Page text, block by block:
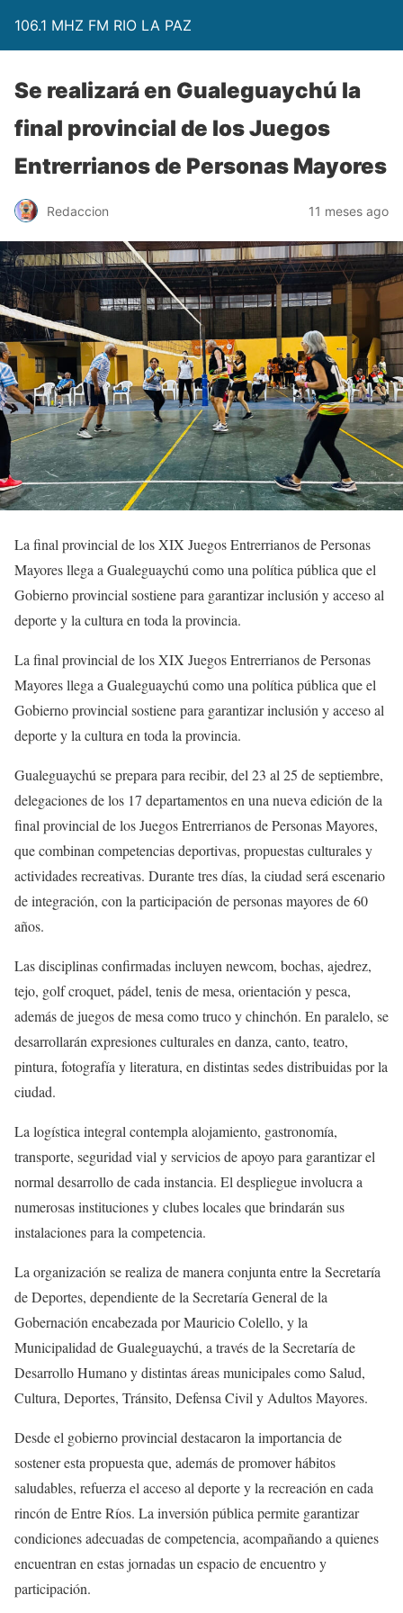
106.1 MHZ FM RIO LA PAZ
Se realizará en Gualeguaychú la
final provincial de los Juegos
Entrerrianos de Personas Mayores
Redaccion 11 meses ago
La final provincial de los XIX Juegos Entrerrianos de Personas
Mayores llega a Gualeguaychú como una política pública que el
Gobierno provincial sostiene para garantizar inclusión y acceso al
deporte y la cultura en toda la provincia.
La final provincial de los XIX Juegos Entrerrianos de Personas
Mayores llega a Gualeguaychú como una política pública que el
Gobierno provincial sostiene para garantizar inclusión y acceso al
deporte y la cultura en toda la provincia.
Gualeguaychú se prepara para recibir, del 23 al 25 de septiembre,
delegaciones de los 17 departamentos en una nueva edición de la
final provincial de los Juegos Entrerrianos de Personas Mayores,
que combinan competencias deportivas, propuestas culturales y
actividades recreativas. Durante tres días, la ciudad será escenario
de integración, con la participación de personas mayores de 60
años.
Las disciplinas confirmadas incluyen newcom, bochas, ajedrez,
tejo, golf croquet, pádel, tenis de mesa, orientación y pesca,
además de juegos de mesa como truco y chinchón. En paralelo, se
desarrollarán expresiones culturales en danza, canto, teatro,
pintura, fotografía y literatura, en distintas sedes distribuidas por la
ciudad.
La logística integral contempla alojamiento, gastronomía,
transporte, seguridad vial y servicios de apoyo para garantizar el
normal desarrollo de cada instancia. El despliegue involucra a
numerosas instituciones y clubes locales que brindarán sus
instalaciones para la competencia.
La organización se realiza de manera conjunta entre la Secretaría
de Deportes, dependiente de la Secretaría General de la
Gobernación encabezada por Mauricio Colello, y la
Municipalidad de Gualeguaychú, a través de la Secretaría de
Desarrollo Humano y distintas áreas municipales como Salud,
Cultura, Deportes, Tránsito, Defensa Civil y Adultos Mayores.
Desde el gobierno provincial destacaron la importancia de
sostener esta propuesta que, además de promover hábitos
saludables, refuerza el acceso al deporte y la recreación en cada
rincón de Entre Ríos. La inversión pública permite garantizar
condiciones adecuadas de competencia, acompañando a quienes
encuentran en estas jornadas un espacio de encuentro y
participación.